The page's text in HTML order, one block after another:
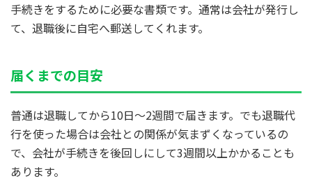
手続きをするために必要な書類です。通常は会社が発行し
て、退職後に自宅へ郵送してくれます。
届くまでの目安
普通は退職してから10日～2週間で届きます。でも退職代
行を使った場合は会社との関係が気まずくなっているの
で、会社が手続きを後回しにして3週間以上かかることも
あります。